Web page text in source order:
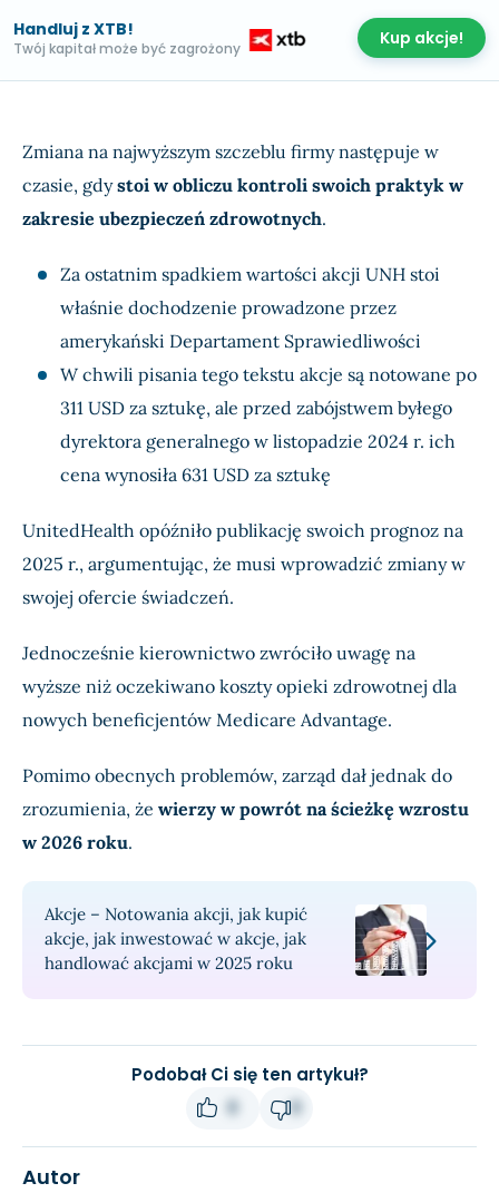
Handluj z XTB!
Twój kapitał może być zagrożony Kup akcje!
Zmiana na najwyższym szczeblu firmy następuje w
czasie, gdystoi w obliczu kontroli swoich praktyk w
zakresie ubezpieczeń zdrowotnych.
Za ostatnim spadkiem wartości akcji UNH stoi
właśnie dochodzenie prowadzone przez
amerykański Departament Sprawiedliwości
W chwili pisania tego tekstu akcje są notowane po
311 USD za sztukę, ale przed zabójstwem byłego
dyrektora generalnego w listopadzie 2024 r. ich
cena wynosiła 631 USD za sztukę
UnitedHealth opóźniło publikację swoich prognoz na
2025 r., argumentując, że musi wprowadzić zmiany w
swojej ofercie świadczeń.
Jednocześnie kierownictwo zwróciło uwagę na
wyższe niż oczekiwano koszty opieki zdrowotnej dla
nowych beneficjentów Medicare Advantage.
Pomimo obecnych problemów, zarząd dał jednak do
zrozumienia, że wierzy w powrót na ścieżkę wzrostu
w 2026 roku.
Akcje – Notowania akcji, jak kupić
akcje, jak inwestować w akcje, jak
handlować akcjami w 2025 roku
Podobał Ci się ten artykuł?
Autor